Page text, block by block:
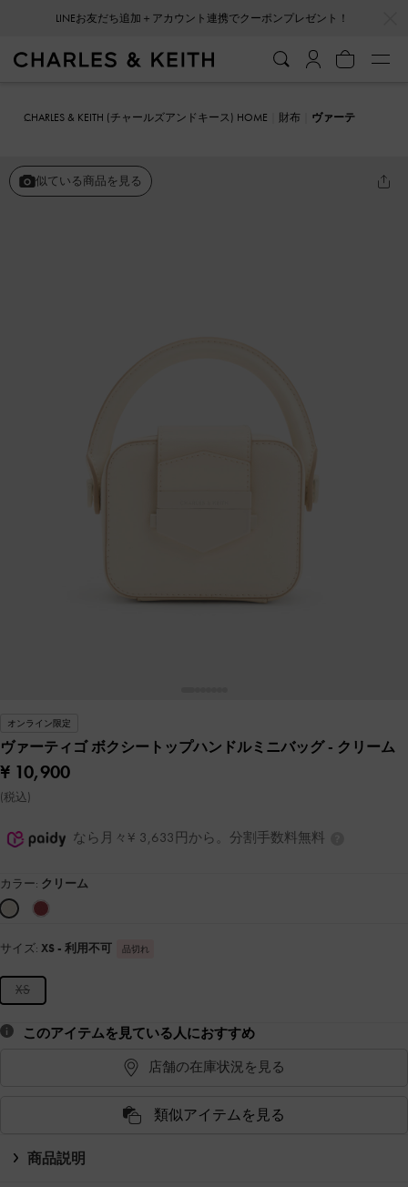
LINEお友だち追加＋アカウント連携でクーポンプレゼント！
CHARLES & KEITH (チャールズアンドキース) HOME 財布
ヴァーテ
似ている商品を見る
オンライン限定
ヴァーティゴ ボクシートップハンドルミニバッグ- クリーム
¥ 10,900
(税込)
なら月々¥ 3,633円から。分割手数料無料
カラー: クリーム
サイズ: XS - 利用不可 品切れ
XS
このアイテムを見ている人におすすめ
店舗の在庫状況を見る
類似アイテムを見る
商品説明